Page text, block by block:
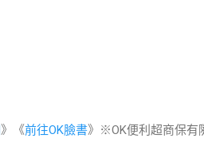
》《前往OK臉書》※OK便利超商保有